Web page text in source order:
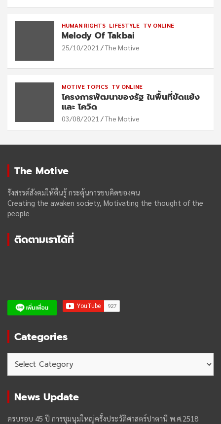
HUMAN RIGHTS LIFESTYLE TV ONLINE
Melody Of Takbai
25/10/2021 The Motive
MOTIVE TOPICS TV ONLINE
โครงการพัฒนาของรัฐ ในพื้นที่ขัดแย้ง
และ โควิด
03/08/2021 The Motive
The Motive
รังสรรค์สังคมให้ตื่นรู้ กระตุ้นการขบคิดของฅน
Creating the awaken society, Motivating the thought of the
people
ติดตามเราได้ที่
Categories
News Update
ครบรอบ 45 ปี การชุมนุมใหญ่ครั้งประวัติศาสตร์ปาตานี พ.ศ.2518